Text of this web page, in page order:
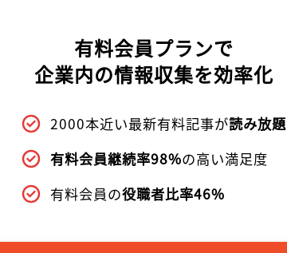
有料会員プランで
企業内の情報収集を効率化
2000本近い最新有料記事が読み放題
有料会員継続率98%の高い満足度
有料会員の役職者比率46%